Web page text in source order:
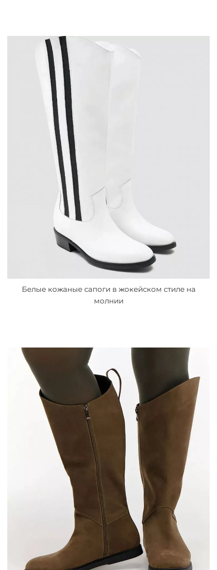
Белые кожаные сапоги в жокейском стиле на
молнии